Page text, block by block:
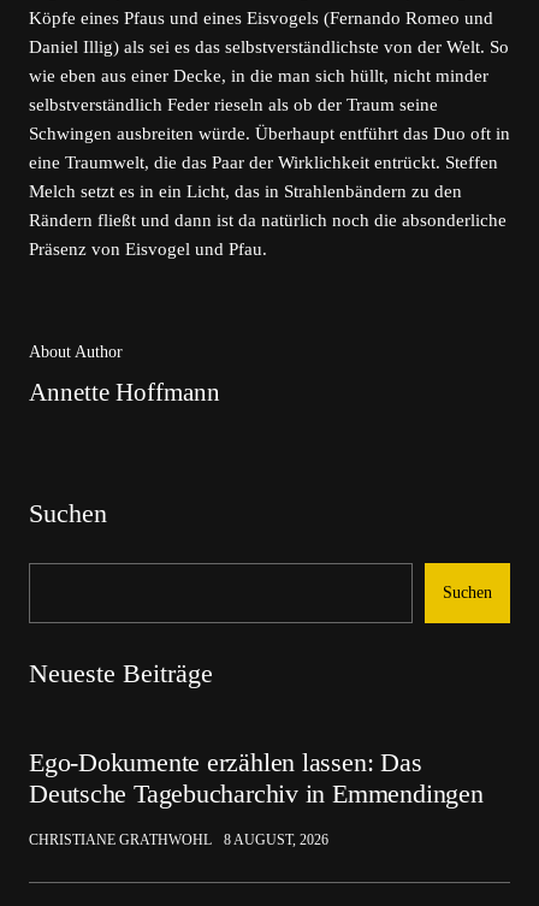
Köpfe eines Pfaus und eines Eisvogels (Fernando Romeo und
Daniel Illig) als sei es das selbstverständlichste von der Welt. So
wie eben aus einer Decke, in die man sich hüllt, nicht minder
selbstverständlich Feder rieseln als ob der Traum seine
Schwingen ausbreiten würde. Überhaupt entführt das Duo oft in
eine Traumwelt, die das Paar der Wirklichkeit entrückt. Steffen
Melch setzt es in ein Licht, das in Strahlenbändern zu den
Rändern fließt und dann ist da natürlich noch die absonderliche
Präsenz von Eisvogel und Pfau.
About Author
Annette Hoffmann
Suchen
Suchen
Neueste Beiträge
Ego-Dokumente erzählen lassen: Das
Deutsche Tagebucharchiv in Emmendingen
CHRISTIANE GRATHWOHL 8 AUGUST, 2026